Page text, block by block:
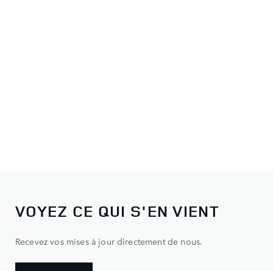
VOYEZ CE QUI S'EN VIENT
Recevez vos mises à jour directement de nous.